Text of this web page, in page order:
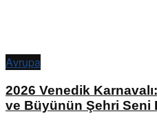
Avrupa
2026 Venedik
ve Büyünün Şehri Seni